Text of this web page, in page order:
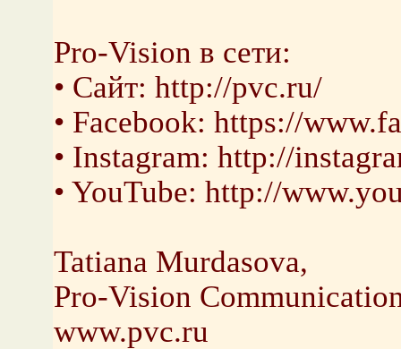
Pro-Vision в сети:
• Сайт: http://pvc.ru/
• Facebook: https://
• Instagram: http://
• YouTube: http://
Tatiana Murdasova,
Pro-Vision
www.pvc.ru